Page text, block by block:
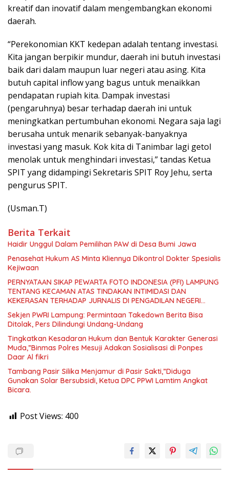
kreatif dan inovatif dalam mengembangkan ekonomi
daerah.
“Perekonomian KKT kedepan adalah tentang investasi.
Kita jangan berpikir mundur, daerah ini butuh investasi
baik dari dalam maupun luar negeri atau asing. Kita
butuh capital inflow yang bagus untuk menaikkan
pendapatan rupiah kita. Dampak investasi
(pengaruhnya) besar terhadap daerah ini untuk
meningkatkan pertumbuhan ekonomi. Negara saja lagi
berusaha untuk menarik sebanyak-banyaknya
investasi yang masuk. Kok kita di Tanimbar lagi getol
menolak untuk menghindari investasi,” tandas Ketua
SPIT yang didampingi Sekretaris SPIT Roy Jehu, serta
pengurus SPIT.
(Usman.T)
Berita Terkait
Haidir Unggul Dalam Pemilihan PAW di Desa Bumi Jawa
Penasehat Hukum AS Minta Kliennya Dikontrol Dokter Spesialis
Kejiwaan
PERNYATAAN SIKAP PEWARTA FOTO INDONESIA (PFI) LAMPUNG
TENTANG KECAMAN ATAS TINDAKAN INTIMIDASI DAN
KEKERASAN TERHADAP JURNALIS DI PENGADILAN NEGERI
TANJUNG KARANG.
Sekjen PWRI Lampung: Permintaan Takedown Berita Bisa
Ditolak, Pers Dilindungi Undang-Undang
Tingkatkan Kesadaran Hukum dan Bentuk Karakter Generasi
Muda,”Binmas Polres Mesuji Adakan Sosialisasi di Ponpes
Daar Al fikri
Tambang Pasir Silika Menjamur di Pasir Sakti,”Diduga
Gunakan Solar Bersubsidi, Ketua DPC PPWI Lamtim Angkat
Bicara.
Post Views: 400